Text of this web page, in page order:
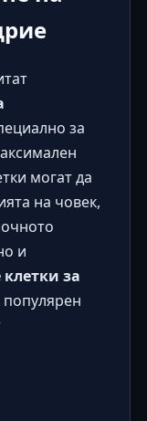
за
могат да
на човек,
и
за